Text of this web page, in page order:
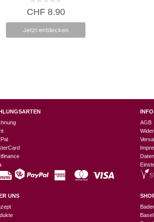
0
v
5
CHF8.90
Jetzt entdecken
UNS
AGB